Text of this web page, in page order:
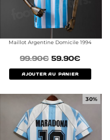
Maillot Argentine Domicile 1994
99.90€ 59.90€
AJOUTER AU PANIER
30%